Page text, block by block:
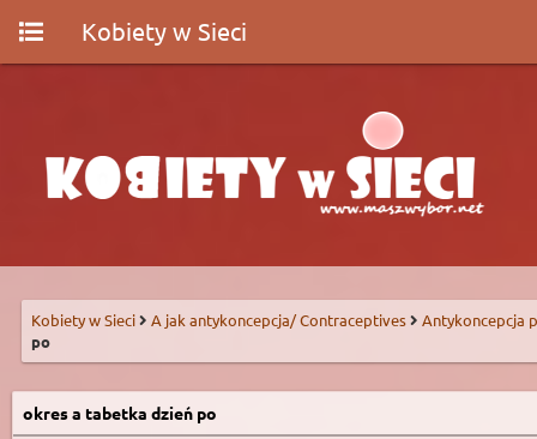
Kobiety w Sieci
Kobiety w Sieci A jak antykoncepcja/ Contraceptives
Antykoncepcja
po
okres a tabetka dzień po